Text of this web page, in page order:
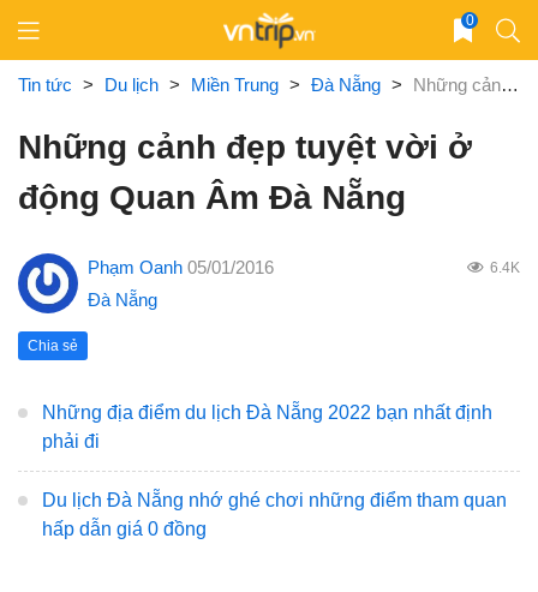
content
0
Tin tức > Du lịch > Miền Trung > Đà Nẵng > Những cảnh đẹp tuyệt vời ở động Quan Âm Đà Nẵng
Những cảnh đẹp tuyệt vời ở
động Quan Âm Đà Nẵng
Phạm Oanh 05/01/2016 6.4K
Đà Nẵng
Chia sẻ
Những địa điểm du lịch Đà Nẵng 2022 bạn nhất định
phải đi
Du lịch Đà Nẵng nhớ ghé chơi những điểm tham quan
hấp dẫn giá 0 đồng